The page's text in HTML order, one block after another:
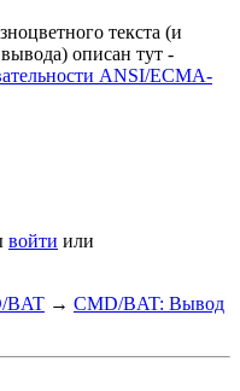
текста (и
описан тут -
ANSI/ECMA-
войти или
BAT → CMD/BAT: Вывод